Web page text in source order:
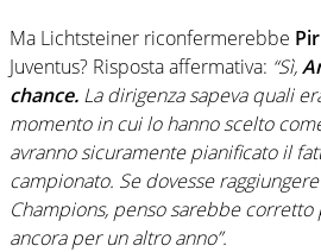
Ma Lichtsteiner riconfermerebbe
Juventus? Risposta affermativa: “Sì,
chance. La dirigenza sapeva quali
momento in cui lo hanno scelto
avranno sicuramente pianificato il
campionato. Se dovesse
Champions, penso sarebbe
ancora per un altro anno”.